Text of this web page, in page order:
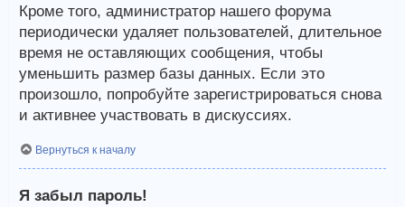
Кроме того, администратор нашего форума
периодически удаляет пользователей, длительное
время не оставляющих сообщения, чтобы
уменьшить размер базы данных. Если это
произошло, попробуйте зарегистрироваться снова
и активнее участвовать в дискуссиях.
Вернуться к началу
Я забыл пароль!